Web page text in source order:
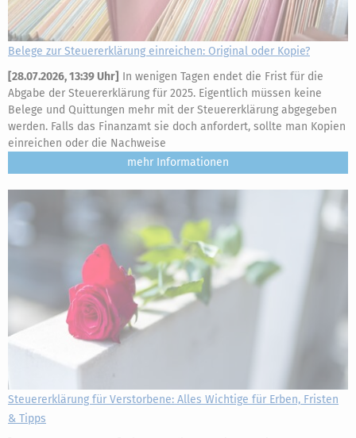
Belege zur Steuererklärung einreichen: Original oder Kopie?
[28.07.2026, 13:39 Uhr] In wenigen Tagen endet die Frist für die
Abgabe der Steuererklärung für 2025. Eigentlich müssen keine
Belege und Quittungen mehr mit der Steuererklärung abgegeben
werden. Falls das Finanzamt sie doch anfordert, sollte man Kopien
einreichen oder die Nachweise
mehr
Steuererklärung für Verstorbene: Alles Wichtige für Erben, Fristen
& Tipps